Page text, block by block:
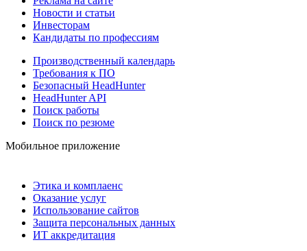
Новости и статьи
Инвесторам
Кандидаты по профессиям
Производственный календарь
Требования к ПО
Безопасный HeadHunter
HeadHunter API
Поиск работы
Поиск по резюме
Мобильное приложение
Этика и комплаенс
Оказание услуг
Использование сайтов
Защита персональных данных
ИТ аккредитация